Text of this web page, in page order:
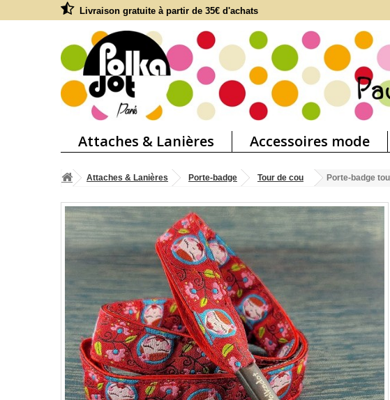
Livraison gratuite à partir de 35€ d'achats
Attaches & Lanières Accessoires mode
Attaches & Lanières Porte-badge Tour de cou Porte-badge